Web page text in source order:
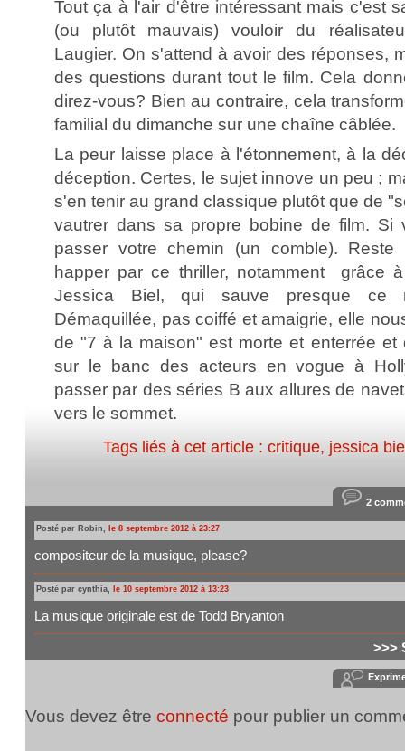
Tout ça à l'air d'être intéressant mais c'est
(ou plutôt mauvais) vouloir du
Laugier. On s'attend à avoir des réponses,
des questions durant tout le film. Cela
direz-vous? Bien au contraire, cela
familial du dimanche sur une chaîne câblée.
La peur laisse place à l'étonnement, à la
déception. Certes, le sujet innove un peu ;
s'en tenir au grand classique plutôt que de
vautrer dans sa propre bobine de film. Si
passer votre chemin (un comble).
happer par ce thriller, notamment grâce
Jessica Biel, qui sauve presque ce
Démaquillée, pas coiffé et amaigrie, elle
de "7 à la maison" est morte et enterrée
sur le banc des acteurs en vogue à
passer par des séries B aux allures de
vers le sommet.
Tags liés à cet article : critique, jessica
2
Posté par Robin, le 8 septembre 2012 à 23:27
compositeur de la musique, please?
Posté par cynthia, le 10 septembre 2012 à 13:23
La musique originale est de Todd Bryanton
>>>
Vous devez être connecté pour publier un